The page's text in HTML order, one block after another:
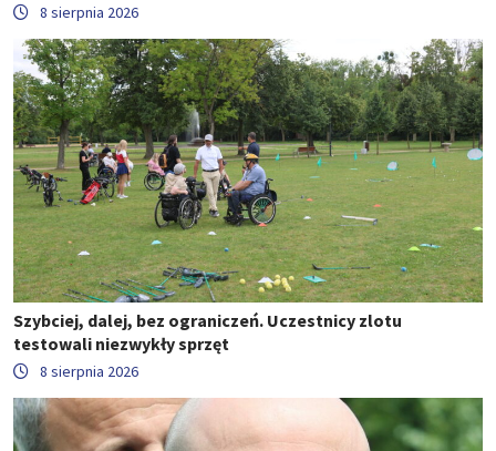
8 sierpnia 2026
Szybciej, dalej, bez ograniczeń. Uczestnicy zlotu
testowali niezwykły sprzęt
8 sierpnia 2026